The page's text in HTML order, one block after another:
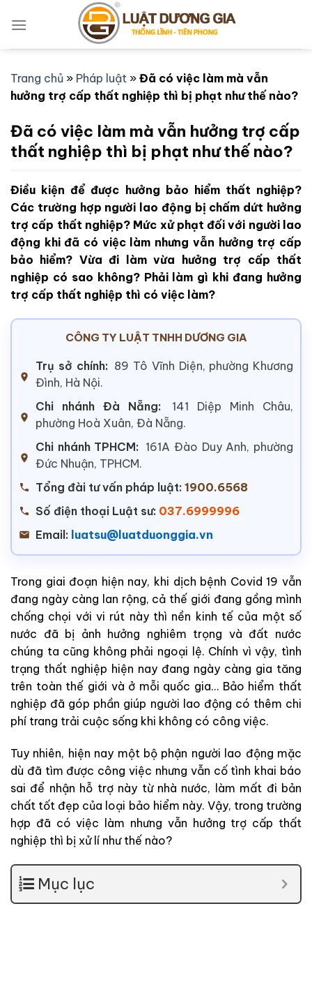
qua
Trang chủ » Pháp luật » Đã có việc làm mà vẫn
hưởng trợ cấp thất nghiệp thì bị phạt như thế nào?
Đã có việc làm mà vẫn hưởng trợ cấp
thất nghiệp thì bị phạt như thế nào?
Điều kiện để được hưởng bảo hiểm thất nghiệp?
Các trường hợp người lao động bị chấm dứt hưởng
trợ cấp thất nghiệp? Mức xử phạt đối với người lao
động khi đã có việc làm nhưng vẫn hưởng trợ cấp
bảo hiểm? Vừa đi làm vừa hưởng trợ cấp thất
nghiệp có sao không? Phải làm gì khi đang hưởng
trợ cấp thất nghiệp thì có việc làm?
CÔNG TY LUẬT TNHH DƯƠNG GIA
Trụ sở chính: 89 Tô Vĩnh Diện, phường Khương
Đình, Hà Nội.
Chi nhánh Đà Nẵng:
141 Diệp Minh Châu,
phường Hoà Xuân, Đà Nẵng.
Chi nhánh TPHCM: 161A Đào Duy Anh, phường
Đức Nhuận, TPHCM.
Tổng đài tư vấn pháp luật: 1900.6568
Số điện thoại Luật sư: 037.6999996
Email: luatsu@luatduonggia.vn
Trong giai đoạn hiện nay, khi dịch bệnh Covid 19 vẫn
đang ngày càng lan rộng, cả thế giới đang gồng mình
chống chọi với vi rút này thì nền kinh tế của một số
nước đã bị ảnh hưởng nghiêm trọng và đất nước
chúng ta cũng không phải ngoại lệ. Chính vì vậy, tình
trạng thất nghiệp hiện nay đang ngày càng gia tăng
trên toàn thế giới và ở mỗi quốc gia… Bảo hiểm thất
nghiệp đã góp phần giúp người lao động có thêm chi
phí trang trải cuộc sống khi không có công việc.
Tuy nhiên, hiện nay một bộ phận người lao động mặc
dù đã tìm được công việc nhưng vẫn cố tình khai báo
sai để nhận hỗ trợ này từ nhà nước, làm mất đi bản
chất tốt đẹp của loại bảo hiểm này. Vậy, trong trường
hợp đã có việc làm nhưng vẫn hưởng trợ cấp thất
nghiệp thì bị xử lí như thế nào?
Mục lục